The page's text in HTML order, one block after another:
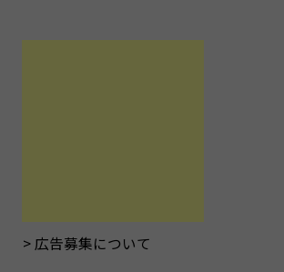
広告募集について